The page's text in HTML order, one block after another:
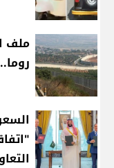
ملف